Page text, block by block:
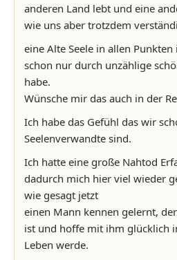
anderen Land lebt und eine
wie uns aber trotzdem
eine Alte Seele in allen
schon nur durch unzählige
habe.
Wünsche mir das auch in der
Ich habe das Gefühl das wir
Seelenverwandte sind.
Ich hatte eine große Nahtod
dadurch mich hier viel wieder
wie gesagt jetzt
einen Mann kennen gelernt,
ist und hoffe mit ihm glücklich
Leben werde.